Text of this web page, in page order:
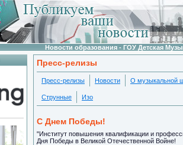
Новости образования - ГОУ Детская
Пресс-релизы
Пресс-релизы Новости О музыкальной
Струнные Изо
С Днем Победы!
"Институт повышения квалификации и
Дня Победы в Великой Отечественной Войне!